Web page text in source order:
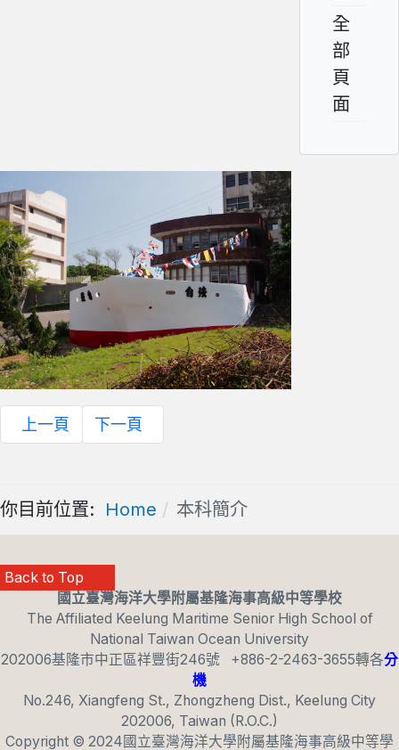
全
部
頁
面
上一頁 下一頁
你目前位置: Home 本科簡介
Back to Top
國立臺灣海洋大學附屬基隆海事高級中等學校
The Affiliated Keelung Maritime Senior High School of
National Taiwan Ocean University
202006基隆市中正區祥豐街246號 +886-2-2463-3655轉各分
機
No.246, Xiangfeng St., Zhongzheng Dist., Keelung City
202006, Taiwan (R.O.C.)
Copyright © 2024國立臺灣海洋大學附屬基隆海事高級中等學
T4_BACK_TO_TOP